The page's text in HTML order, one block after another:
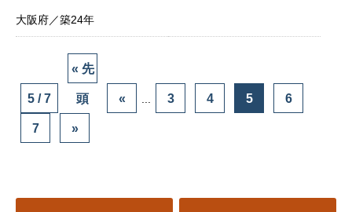
大阪府／築24年
5 / 7
« 先
頭 « 3 4 5 6
7 »